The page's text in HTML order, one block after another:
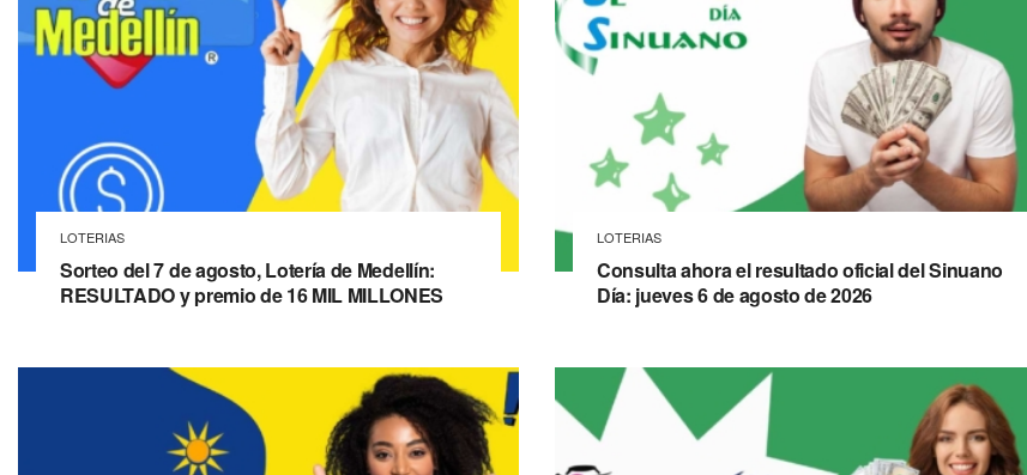
LOTERIAS
Sorteo del 7 de agosto, Lotería de Medellín:
RESULTADO y premio de 16 MIL MILLONES
LOTERIAS
Consulta ahora el resultado oficial del Sinuano
Día: jueves 6 de agosto de 2026